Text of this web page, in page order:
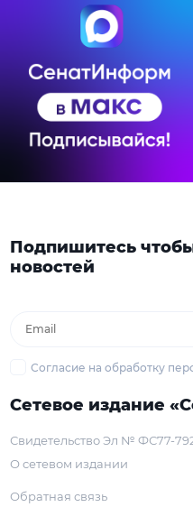
Подпишитесь
новостей
Согласие на обработку
Сетевое издание
Свидетельство Эл № ФС77-
О сетевом издании
Обратная связь